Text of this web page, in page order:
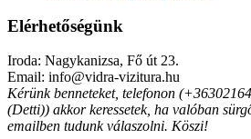
Elérhetőségünk
Iroda: Nagykanizsa, Fő út 23.
Email: info@vidra-vizitura.hu
Kérünk benneteket, telefonon
(Detti)) akkor keressetek, ha valóban
emailben tudunk válaszolni. Köszi!